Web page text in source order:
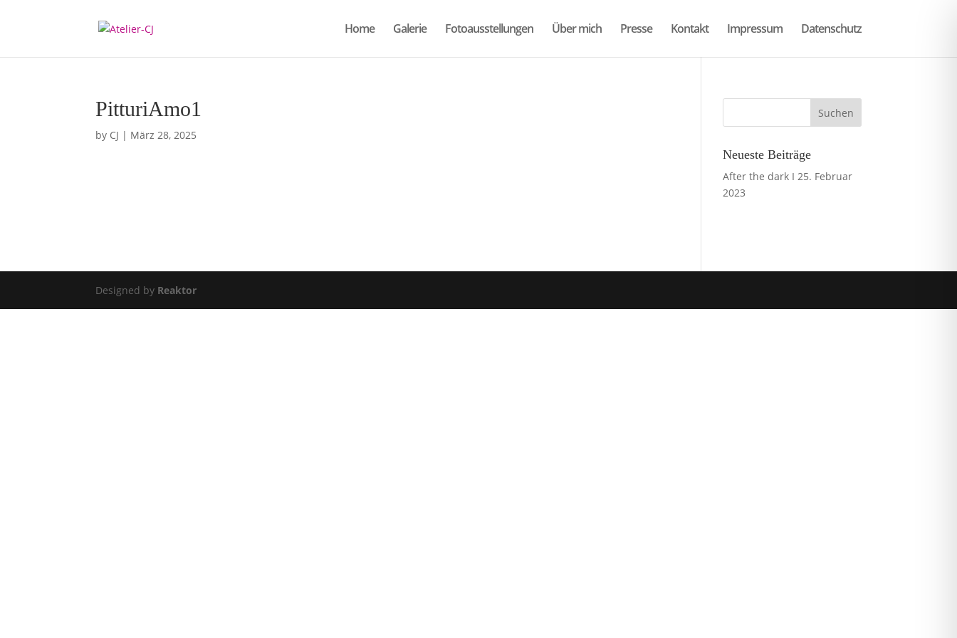
Home Galerie Fotoausstellungen Über mich Presse Kontakt Impressum Datenschutz
PitturiAmo1
by CJ | März 28, 2025
Neueste Beiträge
After the dark I 25. Februar
2023
Designed by Reaktor